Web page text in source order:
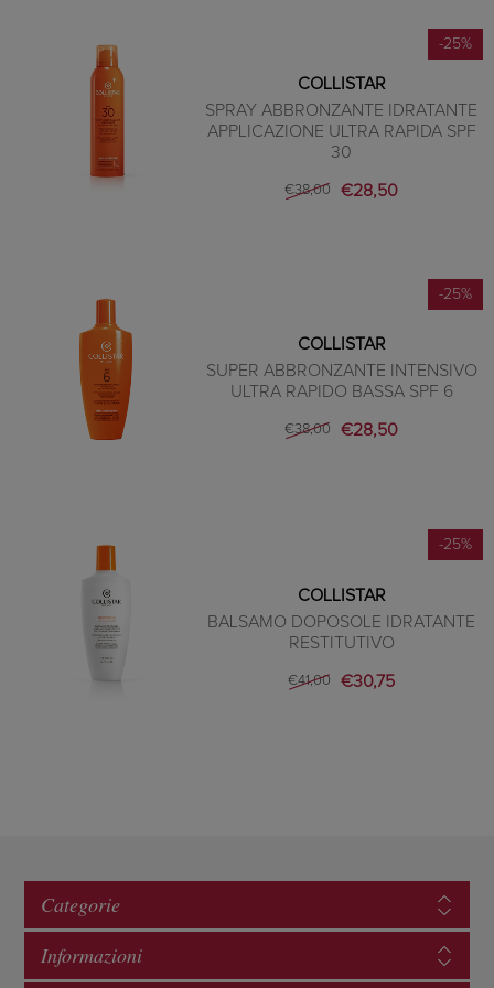
-25%
COLLISTAR
SPRAY ABBRONZANTE IDRATANTE
APPLICAZIONE ULTRA RAPIDA SPF
30
€38,00 €28,50
-25%
COLLISTAR
SUPER ABBRONZANTE INTENSIVO
ULTRA RAPIDO BASSA SPF 6
€38,00 €28,50
-25%
COLLISTAR
BALSAMO DOPOSOLE IDRATANTE
RESTITUTIVO
€41,00 €30,75
Categorie
Informazioni